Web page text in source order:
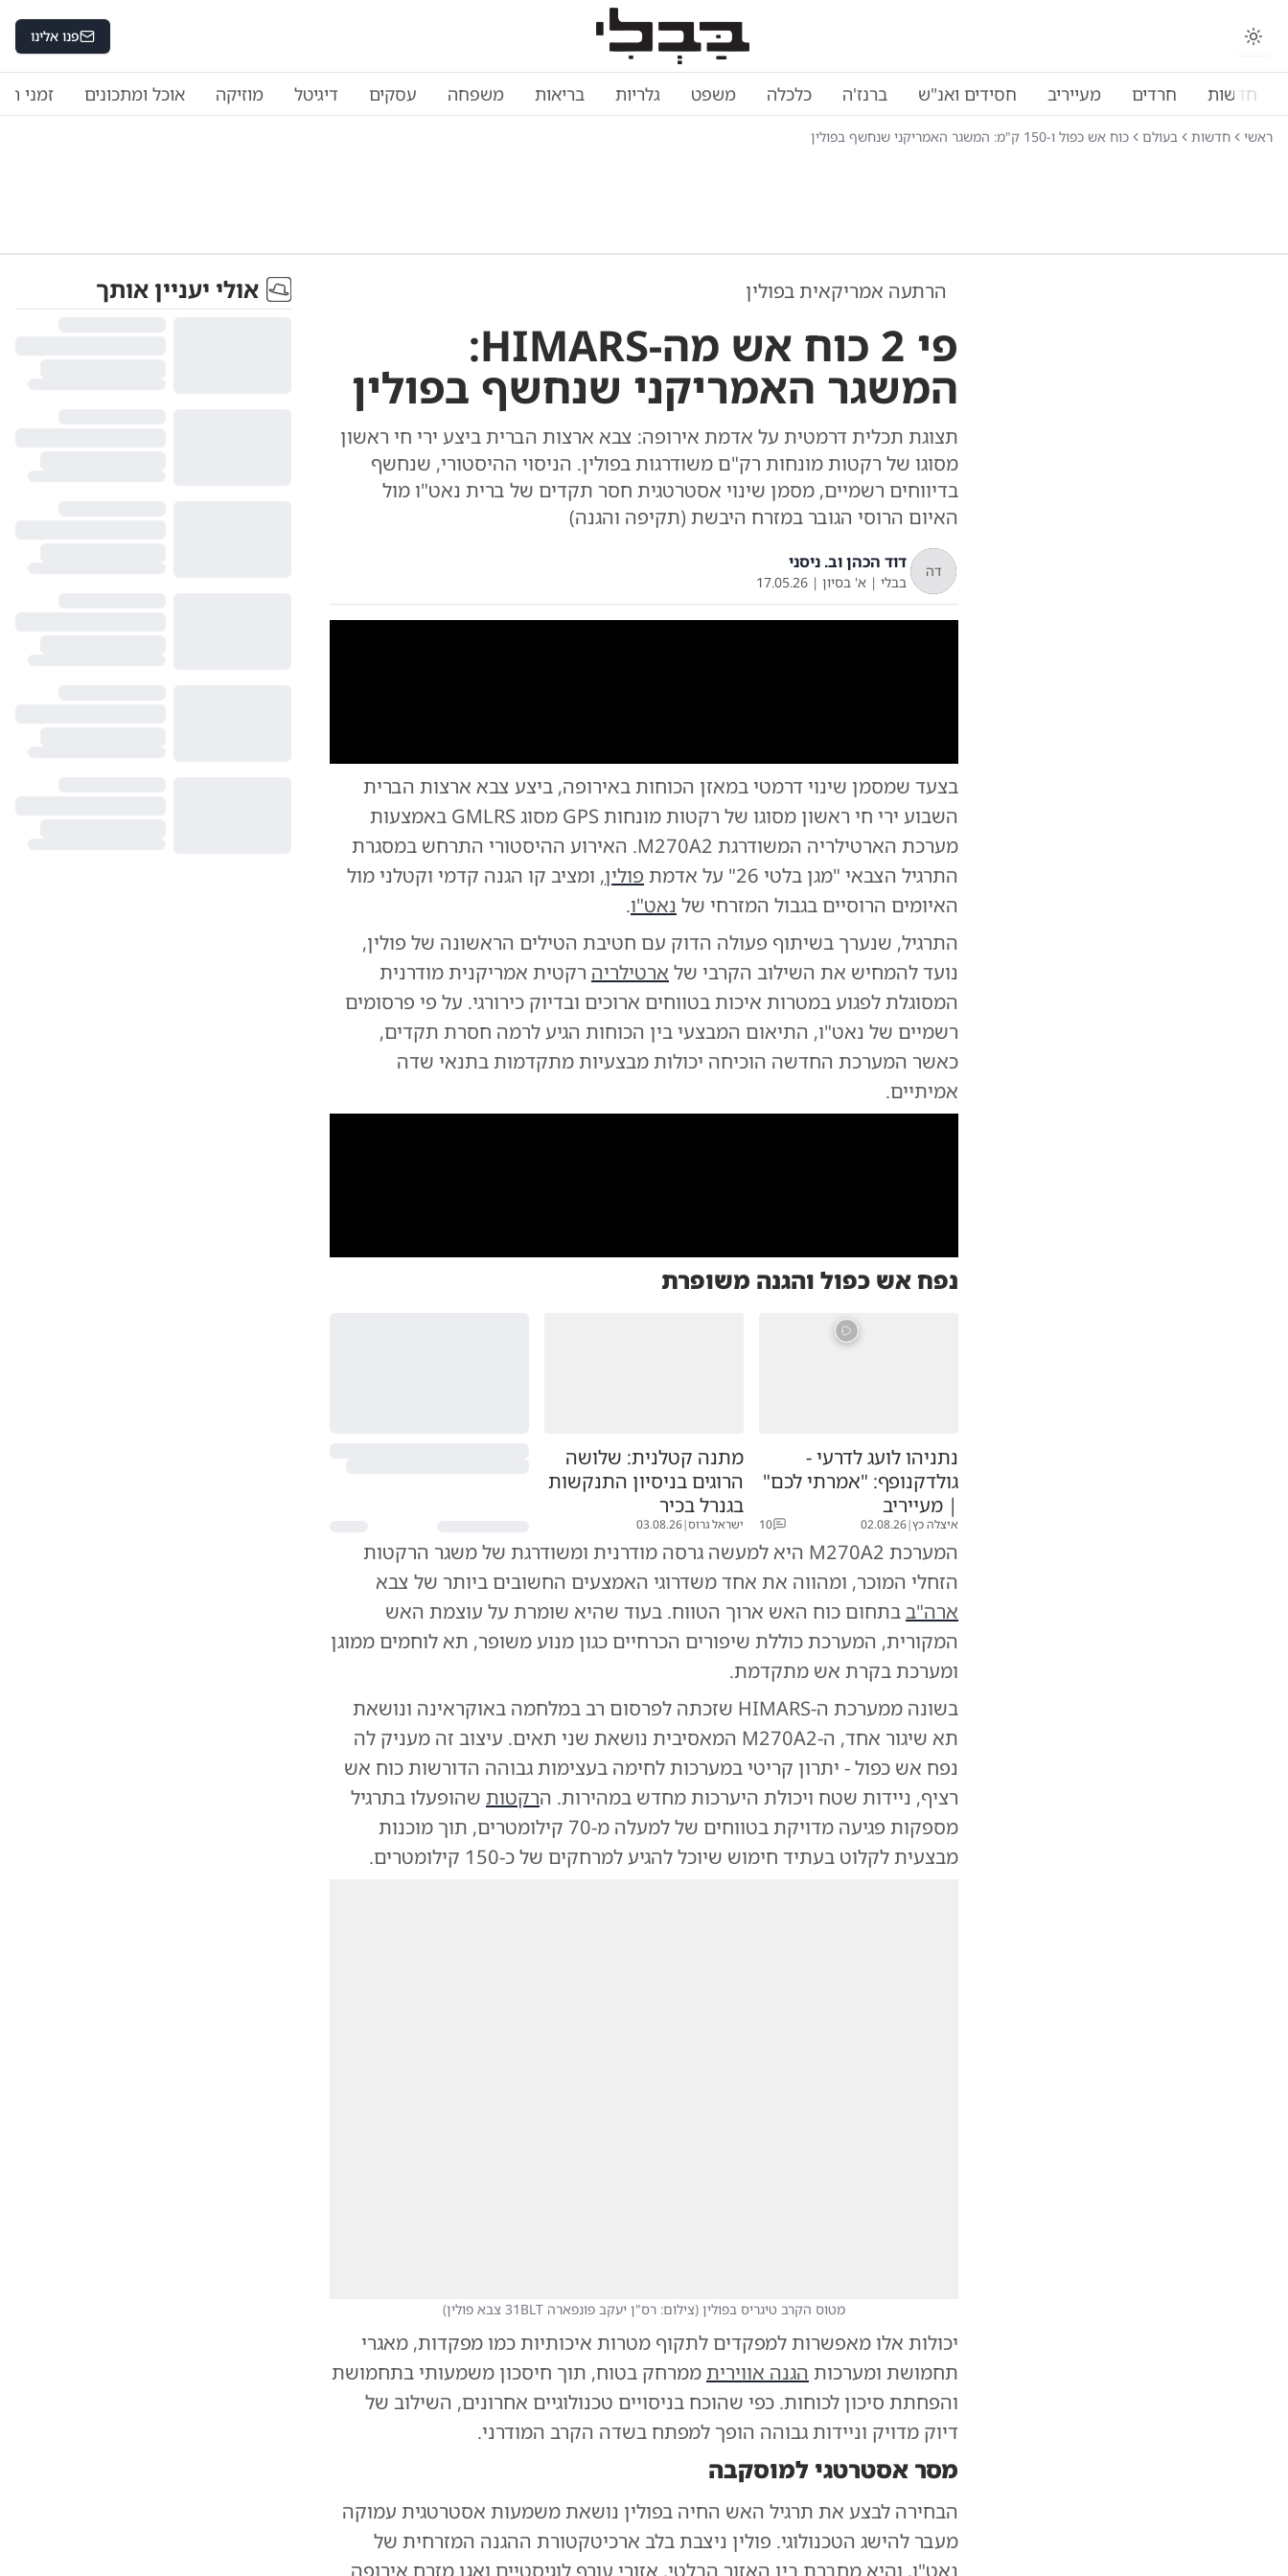
פנו אלינו
חדשות חרדים מעייריב חסידים ואנ"ש ברנז'ה כלכלה משפט גלריות בריאות משפחה עסקים דיגיטל מוזיקה אוכל ומתכונים זמני
ראשי חדשות בעולם כוח אש כפול ו-150 ק"מ: המשגר האמריקני שנחשף בפולין
הרתעה אמריקאית בפולין
פי 2 כוח אש מה-HIMARS:
המשגר האמריקני שנחשף בפולין
תצוגת תכלית דרמטית על אדמת אירופה: צבא ארצות הברית ביצע ירי חי ראשון
מסוגו של רקטות מונחות רק"ם משודרגות בפולין. הניסוי ההיסטורי, שנחשף
בדיווחים רשמיים, מסמן שינוי אסטרטגית חסר תקדים של ברית נאט"ו מול
האיום הרוסי הגובר במזרח היבשת (תקיפה והגנה)
דה דוד הכהן וב. ניסני
בבלי| א' בסיון |
17.05.26
בצעד שמסמן שינוי דרמטי במאזן הכוחות באירופה, ביצע צבא ארצות הברית
השבוע ירי חי ראשון מסוגו של רקטות מונחות GPS מסוג GMLRS באמצעות
מערכת הארטילריה המשודרגת M270A2. האירוע ההיסטורי התרחש במסגרת
התרגיל הצבאי "מגן בלטי 26" על אדמת
פולין, ומציב קו הגנה קדמי וקטלני מול
האיומים הרוסיים בגבול המזרחי של נאט"ו.
התרגיל, שנערך בשיתוף פעולה הדוק עם חטיבת הטילים הראשונה של פולין,
נועד להמחיש את השילוב הקרבי של ארטילריה רקטית אמריקנית מודרנית
המסוגלת לפגוע במטרות איכות בטווחים ארוכים ובדיוק כירורגי. על פי פרסומים
רשמיים של נאט"ו, התיאום המבצעי בין הכוחות הגיע לרמה חסרת תקדים,
כאשר המערכת החדשה הוכיחה יכולות מבצעיות מתקדמות בתנאי שדה
אמיתיים.
טיל ששוגר ממערכת ה-Homar-K פגע ביעד בטווח שיא של 79.6 ק"מ. |צילום:צילום: המטה הכללי של זרועות הכוחות המזויניםנפח אש כפול והגנה משופרת
נתניהו לועג לדרעי -
גולדקנופף: "אמרתי לכם"
| מעייריב
איצלה כץ|
02.08.26
10
מתנה קטלנית: שלושה
הרוגים בניסיון התנקשות
בגנרל בכיר
ישראל גרוס|
03.08.26
המערכת M270A2 היא למעשה גרסה מודרנית ומשודרגת של משגר הרקטות
הזחלי המוכר, ומהווה את אחד משדרוגי האמצעים החשובים ביותר של צבא
ארה"בבתחום כוח האש ארוך הטווח. בעוד שהיא שומרת על עוצמת האש
המקורית, המערכת כוללת שיפורים הכרחיים כגון מנוע משופר, תא לוחמים ממוגן
ומערכת בקרת אש מתקדמת.
בשונה ממערכת ה-HIMARS שזכתה לפרסום רב במלחמה באוקראינה ונושאת
תא שיגור אחד, ה-M270A2 המאסיבית נושאת שני תאים. עיצוב זה מעניק לה
נפח אש כפול - יתרון קריטי במערכות לחימה בעצימות גבוהה הדורשות כוח אש
רציף, ניידות שטח ויכולת היערכות מחדש במהירות. הרקטותשהופעלו בתרגיל
מספקות פגיעה מדויקת בטווחים של למעלה מ-70 קילומטרים, תוך מוכנות
מבצעית לקלוט בעתיד חימוש שיוכל להגיע למרחקים של כ-150 קילומטרים.
מטוס הקרב טיגריס בפולין (צילום: רס"ן יעקב פונפארה 31BLT צבא פולין )
יכולות אלו מאפשרות למפקדים לתקוף מטרות איכותיות כמו מפקדות, מאגרי
תחמושת ומערכות הגנה אוויריתממרחק בטוח, תוך חיסכון משמעותי בתחמושת
והפחתת סיכון לכוחות. כפי שהוכח בניסויים טכנולוגיים אחרונים, השילוב של
דיוק מדויק וניידות גבוהה הופך למפתח בשדה הקרב המודרני.
מסר אסטרטגי למוסקבה
הבחירה לבצע את תרגיל האש החיה בפולין נושאת משמעות אסטרטגית עמוקה
מעבר להישג הטכנולוגי. פולין ניצבת בלב ארכיטקטורת ההגנה המזרחית של
נאט"ו, והיא מחברת בין האזור הבלטי, אזורי עורף לוגיסטיים ואגן מזרח אירופה
אולי יעניין אותך